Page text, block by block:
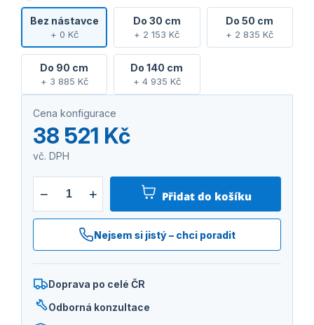
Bez nástavce
+ 0 Kč
Do 30 cm
+ 2 153 Kč
Do 50 cm
+ 2 835 Kč
Do 90 cm
+ 3 885 Kč
Do 140 cm
+ 4 935 Kč
Cena konfigurace
38 521 Kč
vč. DPH
+
− Přidat do košíku
Nejsem si jistý – chci poradit
Doprava po celé ČR
Odborná konzultace